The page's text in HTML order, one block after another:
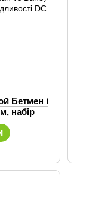
Бетмен і
набір
DC